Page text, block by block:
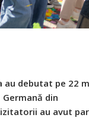
au debutat pe 22
din
au avut